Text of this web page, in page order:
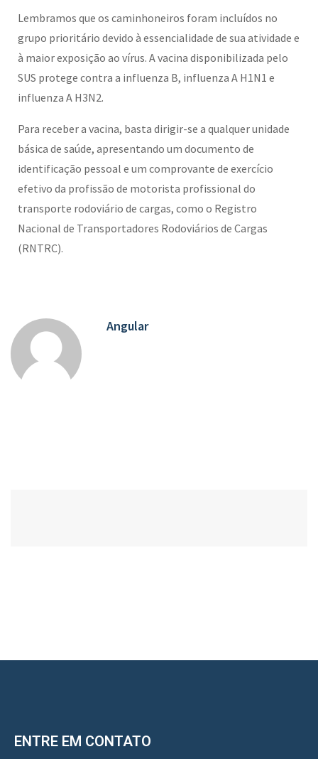
Lembramos que os caminhoneiros foram incluídos no
grupo prioritário devido à essencialidade de sua atividade e
à maior exposição ao vírus. A vacina disponibilizada pelo
SUS protege contra a influenza B, influenza A H1N1 e
influenza A H3N2.
Para receber a vacina, basta dirigir-se a qualquer unidade
básica de saúde, apresentando um documento de
identificação pessoal e um comprovante de exercício
efetivo da profissão de motorista profissional do
transporte rodoviário de cargas, como o Registro
Nacional de Transportadores Rodoviários de Cargas
(RNTRC).
Angular
ENTRE EM CONTATO